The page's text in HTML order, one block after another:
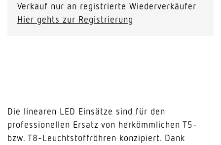
Verkauf nur an registrierte Wiederverkäufer
Hier gehts zur Registrierung
Die linearen LED Einsätze sind für den
professionellen Ersatz von herkömmlichen T5-
bzw. T8-Leuchtstoffröhren konzipiert. Dank